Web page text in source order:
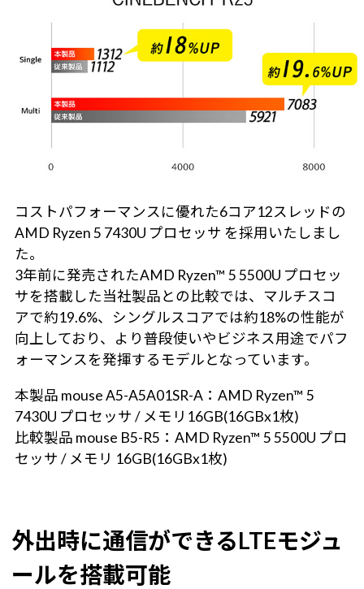
コストパフォーマンスに優れた6コア12スレッドの
AMD Ryzen 5 7430U プロセッサ を採用いたしまし
た。
3年前に発売されたAMD Ryzen™ 5 5500U プロセッ
サを搭載した当社製品との比較では、マルチスコ
アで約19.6%、シングルスコアでは約18%の性能が
向上しており、より普段使いやビジネス用途でパフ
ォーマンスを発揮するモデルとなっています。
本製品 mouse A5-A5A01SR-A：AMD Ryzen™ 5
7430U プロセッサ / メモリ16GB(16GBx1枚)
比較製品 mouse B5-R5：AMD Ryzen™ 5 5500U プロ
セッサ / メモリ 16GB(16GBx1枚)
外出時に通信ができるLTEモジュ
ールを搭載可能